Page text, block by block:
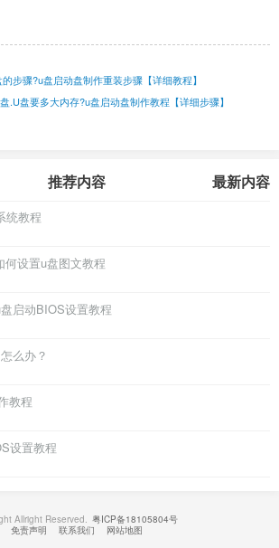
步骤?u盘启动盘制作重装步骤【详细教程】
.U盘要多大内存?u盘启动盘制作教程【详细步骤】
推荐内容 最新内容
统教程
何设置u盘图文教程
启动BIOS设置教程
么办？
教程
设置教程
Allright Reserved. 粤ICP备18105804号
免责声明
联系我们 网站地图